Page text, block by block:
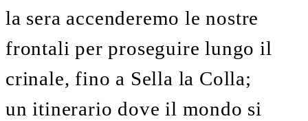
la sera accenderemo le nostre
frontali per proseguire lungo il
crinale, fino a Sella la Colla;
un itinerario dove il mondo si